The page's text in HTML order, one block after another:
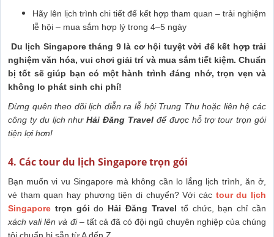
Hãy lên lịch trình chi tiết để kết hợp tham quan – trải nghiệm
lễ hội – mua sắm hợp lý trong 4–5 ngày
Du lịch Singapore tháng 9 là cơ hội tuyệt vời để kết hợp trải
nghiệm văn hóa, vui chơi giải trí và mua sắm tiết kiệm. Chuẩn
bị tốt sẽ giúp bạn có một hành trình đáng nhớ, trọn vẹn và
không lo phát sinh chi phí!
Đừng quên theo dõi lịch diễn ra lễ hội Trung Thu hoặc liên hệ các
công ty du lịch nhưHải Đăng Travel để được hỗ trợ tour trọn gói
tiện lợi hơn!
4. Các tour du lịch Singapore trọn gói
Bạn muốn vi vu Singapore mà không cần lo lắng lịch trình, ăn ở,
vé tham quan hay phương tiện di chuyển? Với các tour du lịch
Singapore trọn gói do Hải Đăng Travel tổ chức, bạn chỉ cần
xách vali lên và đi– tất cả đã có đội ngũ chuyên nghiệp của chúng